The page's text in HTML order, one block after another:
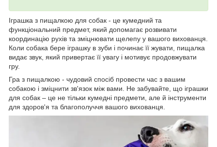
Іграшка з пищалкою для собак - це кумедний та
функціональний предмет, який допомагає розвивати
координацію рухів та зміцнювати щелепу у вашого вихованця.
Коли собака бере іграшку в зуби і починає її жувати, пищалка
видає звук, який привертає її увагу і мотивує продовжувати
гру.
Гра з пищалкою - чудовий спосіб провести час з вашим
собакою і зміцнити зв'язок між вами. Не забувайте, що іграшки
для собак – це не тільки кумедні предмети, але й інструменти
для здоров'я та благополуччя вашого вихованця.